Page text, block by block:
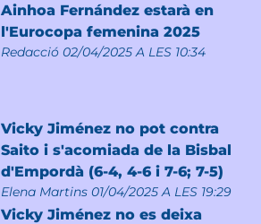
Ainhoa Fernández estarà en
l'Eurocopa femenina 2025
Redacció 02/04/2025 A LES 10:34
Vicky Jiménez no pot contra
Saito i s'acomiada de la Bisbal
d'Empordà (6-4, 4-6 i 7-6; 7-5)
Elena Martins 01/04/2025 A LES 19:29
Vicky Jiménez no es deixa